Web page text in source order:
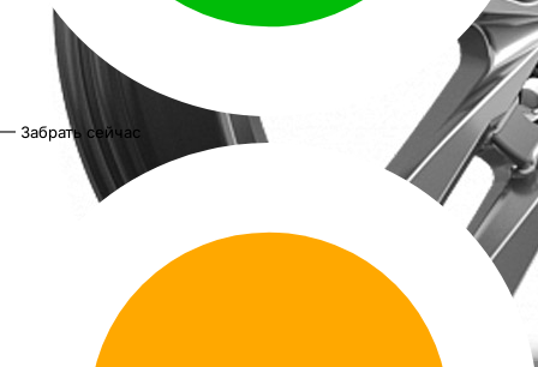
— Забрать сейчас